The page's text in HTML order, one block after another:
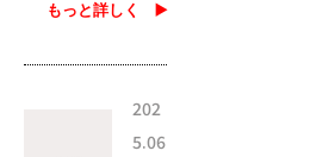
もっと詳しく ▶️
202
5.06